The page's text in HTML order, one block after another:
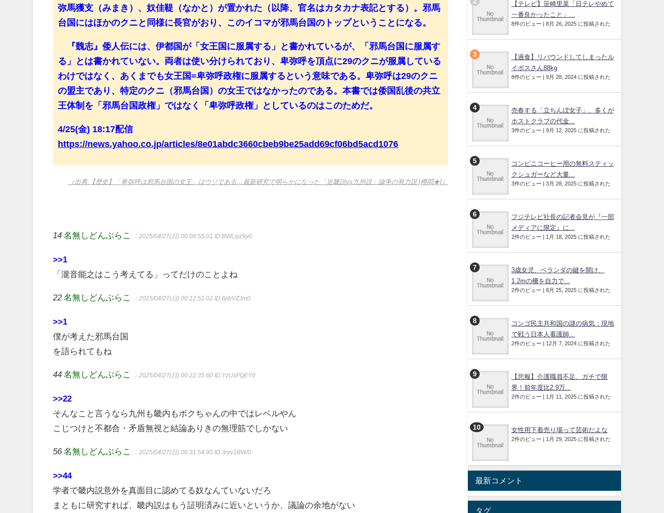
弥馬獲支（みまき）、奴佳鞮（なかと）が置かれた（以降、官名はカタカナ表記とする）。邪馬
台国にはほかのクニと同様に長官がおり、このイコマが邪馬台国のトップということになる。
『魏志』倭人伝には、伊都国が「女王国に服属する」と書かれているが、「邪馬台国に服属す
る」とは書かれていない。両者は使い分けられており、卑弥呼を頂点に29のクニが服属している
わけではなく、あくまでも女王国=卑弥呼政権に服属するという意味である。卑弥呼は29のクニ
の盟主であり、特定のクニ（邪馬台国）の女王ではなかったのである。本書では倭国乱後の共立
王体制を「邪馬台国政権」ではなく「卑弥呼政権」としているのはこのためだ。
4/25(金) 18:17配信
https://news.yahoo.co.jp/articles/8e01abdc3660cbeb9be25add69cf06bd5acd1076
（出典 【歴史】「卑弥呼は邪馬台国の女王」はウソである…最新研究で明らかになった「近畿説vs九州説」論争の有力説 [樽悶★]）
14 名無しどんぶらこ ：2025/04/27(日) 00:08:55.01ID:BWLiyz9y0
>>1
「瀧音能之はこう考えてる」ってだけのことよね
22 名無しどんぶらこ ：2025/04/27(日) 00:12:52.02ID:6jibVZJm0
>>1
僕が考えた邪馬台国
を語られてもね
44 名無しどんぶらこ ：2025/04/27(日) 00:22:35.60ID:YzUsFQEY0
>>22
そんなこと言うなら九州も畿内もボクちゃんの中ではレベルやん
こじつけと不都合・矛盾無視と結論ありきの無理筋でしかない
56 名無しどんぶらこ ：2025/04/27(日) 00:31:54.95ID:3ryv1BW/0
>>44
学者で畿内説意外を真面目に認めてる奴なんていないだろ
まともに研究すれば、畿内説はもう証明済みに近いというか、議論の余地がない
【テレビ】笹崎里菜「日テレやめて
一番良かったこと」...
8件のビュー 8月 26, 2025 に投稿された
【過食】リバウンドしてしまったル
イボスさん88kg
8件のビュー 9月 28, 2024 に投稿された
売春する「立ちんぼ女子」、多くが
ホストクラブの代金...
3件のビュー 9月 12, 2025 に投稿された
コンビニコーヒー用の無料スティッ
クシュガーなど大量...
3件のビュー 3月 28, 2025 に投稿された
フジテレビ社長の記者会見が『一部
メディアに限定』に...
2件のビュー 1月 18, 2025 に投稿された
3歳女児、ベランダの鍵を開け、
1.2mの柵を自力で...
2件のビュー 8月 25, 2025 に投稿された
コンゴ民主共和国の謎の病気：現地
で戦う日本人看護師...
2件のビュー 12月 7, 2024 に投稿された
【悲報】介護職員不足、ガチで限
界！前年度比2.9万...
2件のビュー 1月 11, 2025 に投稿された
女性用下着売り場って芸術だよな
2件のビュー 1月 29, 2025 に投稿された
最新コメント
タグ